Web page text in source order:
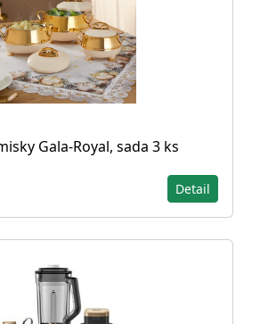
Gala-Royal, sada 3 ks
Detail